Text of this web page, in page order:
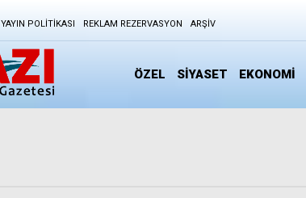
YAYIN POLITIKASI REKLAM REZERVASYON ARŞIV
ÖZEL SİYASET EKONOMİ